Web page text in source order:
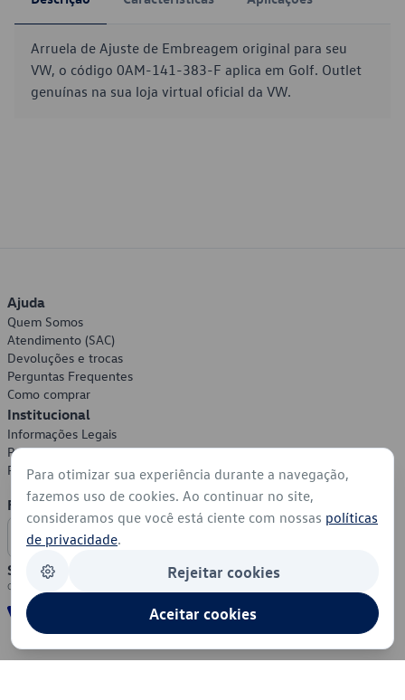
Arruela de Ajuste de Embreagem original para seu
VW, o código 0AM-141-383-F aplica em Golf. Outlet
genuínas na sua loja virtual oficial da VW.
Ajuda
Quem Somos
Atendimento (SAC)
Devoluções e trocas
Perguntas Frequentes
Como comprar
Institucional
Informações Legais
Política de Privacidade
Política de Cookies
Formas de Pagamento
Segurança
Para otimizar sua experiência durante a navegação,
fazemos uso de cookies. Ao continuar no site,
consideramos que você está ciente com nossas políticas
de privacidade.
Rejeitar cookies
Aceitar cookies